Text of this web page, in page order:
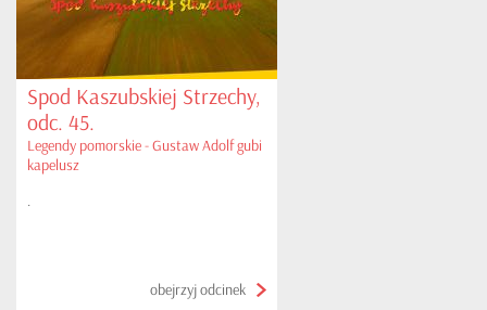
Spod Kaszubskiej Strzechy,
odc. 45.
Legendy pomorskie - Gustaw Adolf gubi
kapelusz
.
obejrzyj odcinek